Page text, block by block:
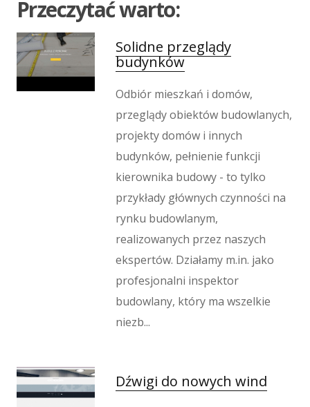
Agencje Reklamowe
Materiały Reklamowe
Inne Agencje
Imprezy Integracyjne
Hobby
Zajęcia Sportowe i Rekreacyjne
Produkcja
Informatyczne
Restauracje, Catering
Fotografia
Adwokaci, Porady Prawne
Ślub i Wesele
Weterynaryjne, Hodowla Zwierząt
Sprzątanie, Porządkowanie
Serwis
Inne Usługi
Hotele i Noclegi
Podróże
Przeczytać warto:
Solidne przeglądy
budynków
Odbiór mieszkań i domów,
przeglądy obiektów budowlanych,
projekty domów i innych
budynków, pełnienie funkcji
kierownika budowy - to tylko
przykłady głównych czynności na
rynku budowlanym,
realizowanych przez naszych
ekspertów. Działamy m.in. jako
profesjonalni inspektor
budowlany, który ma wszelkie
niezb...
Dźwigi do nowych wind